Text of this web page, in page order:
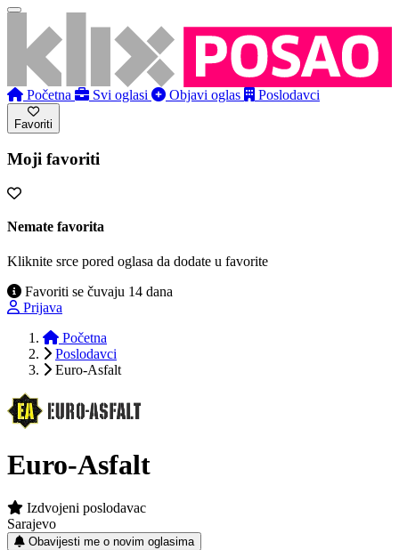
Početna Svi oglasi Objavi oglas Poslodavci
Favoriti
Moji favoriti
Nemate favorita
Kliknite srce pored oglasa da dodate u favorite
Favoriti se čuvaju 14 dana
Prijava
Početna
Poslodavci
Euro-Asfalt
Euro-Asfalt
Izdvojeni poslodavac
Sarajevo
Obavijesti me o novim oglasima